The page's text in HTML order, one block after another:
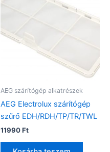
AEG szárítógép alkatrészek
AEG Electrolux szárítógép
szűrő EDH/RDH/TP/TR/TWL
11990Ft